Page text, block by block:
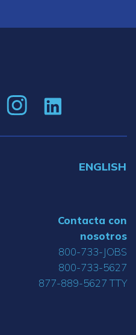
ENGLISH
Contacta con
nosotros
800-733-JOBS
800-733-5627
877-889-5627 TTY